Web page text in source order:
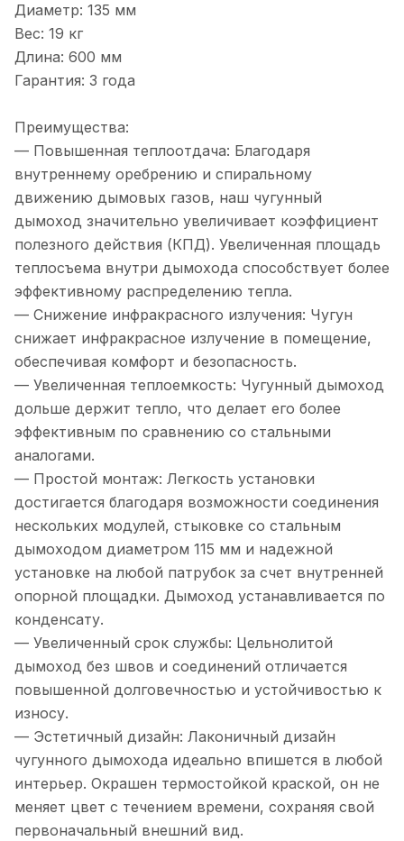
Диаметр: 135 мм
Вес: 19 кг
Длина: 600 мм
Гарантия: 3 года
Преимущества:
— Повышенная теплоотдача: Благодаря
внутреннему оребрению и спиральному
движению дымовых газов, наш чугунный
дымоход значительно увеличивает коэффициент
полезного действия (КПД). Увеличенная площадь
теплосъема внутри дымохода способствует более
эффективному распределению тепла.
— Снижение инфракрасного излучения: Чугун
снижает инфракрасное излучение в помещение,
обеспечивая комфорт и безопасность.
— Увеличенная теплоемкость: Чугунный дымоход
дольше держит тепло, что делает его более
эффективным по сравнению со стальными
аналогами.
— Простой монтаж: Легкость установки
достигается благодаря возможности соединения
нескольких модулей, стыковке со стальным
дымоходом диаметром 115 мм и надежной
установке на любой патрубок за счет внутренней
опорной площадки. Дымоход устанавливается по
конденсату.
— Увеличенный срок службы: Цельнолитой
дымоход без швов и соединений отличается
повышенной долговечностью и устойчивостью к
износу.
— Эстетичный дизайн: Лаконичный дизайн
чугунного дымохода идеально впишется в любой
интерьер. Окрашен термостойкой краской, он не
меняет цвет с течением времени, сохраняя свой
первоначальный внешний вид.